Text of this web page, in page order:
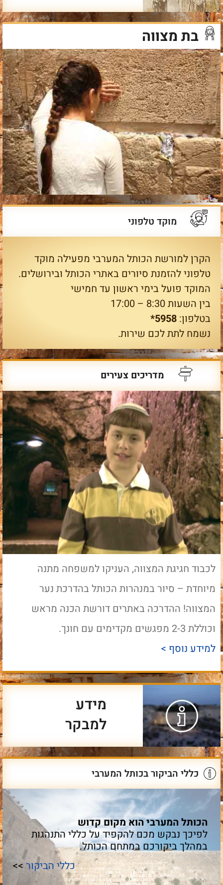
בת מצווה
מוקד טלפוני
הקרן למורשת הכותל המערבי מפעילה מוקד
טלפוני להזמנת סיורים באתרי הכותל ובירושלים.
המוקד פועל בימי ראשון עד חמישי
בין השעות 8:30 – 17:00
בטלפון: 5958*
נשמח לתת לכם שירות.
מדריכים צעירים
לכבוד חגיגת המצווה, העניקו למשפחה מתנה
מיוחדת – סיור במנהרות הכותל בהדרכת נער
המצווה! ההדרכה באתרים דורשת הכנה מראש
וכוללת 2-3 מפגשים מקדימים עם חונך.
למידע נוסף >
מידע
למבקר
כללי הביקור בכותל המערבי
הכותל המערבי הוא מקום קדוש
לפיכך נבקש מכם להקפיד על כללי התנהגות
במהלך ביקורכם במתחם הכותל.
כללי הביקור >>